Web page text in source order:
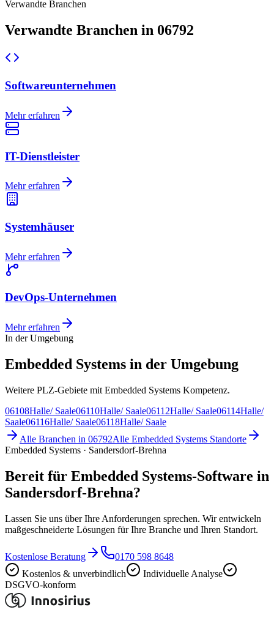
Verwandte Branchen
Verwandte Branchen in 06792
Softwareunternehmen
Mehr erfahren
IT-Dienstleister
Mehr erfahren
Systemhäuser
Mehr erfahren
DevOps-Unternehmen
Mehr erfahren
In der Umgebung
Embedded Systems in der Umgebung
Weitere PLZ-Gebiete mit Embedded Systems Kompetenz.
06108Halle/ Saale06110Halle/ Saale06112Halle/ Saale06114Halle/
Saale06116Halle/ Saale06118Halle/ Saale
Alle Branchen in 06792Alle Embedded Systems Standorte
Embedded Systems · Sandersdorf-Brehna
Bereit für Embedded Systems-Software in
Sandersdorf-Brehna?
Lassen Sie uns über Ihre Anforderungen sprechen. Wir entwickeln
maßgeschneiderte Lösungen für Ihre Branche und Ihren Standort.
Kostenlose Beratung
0170 598 8648
Kostenlos & unverbindlich
Individuelle Analyse
DSGVO-konform